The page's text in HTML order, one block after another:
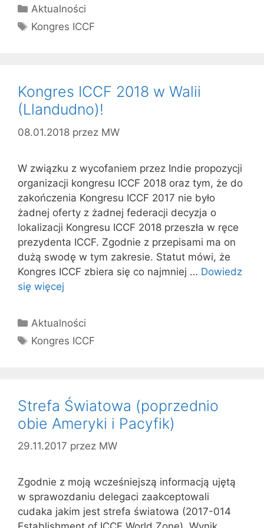
Kategorie
Aktualności
Tagi
Kongres ICCF
Kongres ICCF 2018 w Walii
(Llandudno)!
08.01.2018 przez MW
W związku z wycofaniem przez Indie propozycji
organizacji kongresu ICCF 2018 oraz tym, że do
zakończenia Kongresu ICCF 2017 nie było
żadnej oferty z żadnej federacji decyzja o
lokalizacji Kongresu ICCF 2018 przeszła w ręce
prezydenta ICCF. Zgodnie z przepisami ma on
dużą swodę w tym zakresie. Statut mówi, że
Kongres ICCF zbiera się co najmniej … Dowiedz
się więcej
Kategorie
Aktualności
Tagi
Kongres ICCF
Strefa Światowa (poprzednio
obie Ameryki i Pacyfik)
29.11.2017 przez MW
Zgodnie z moją wcześniejszą informacją ujętą
w sprawozdaniu delegaci zaakceptowali
cudaka jakim jest strefa światowa (2017-014